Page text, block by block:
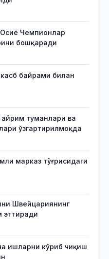
Осиё Чемпионлар
бошқаради
байрами билан
туманлари ва
ўзгартирилмоқда
марказ тўғрисидаги
Швейцариянинг
эттиради
ишларни кўриб чиқиш